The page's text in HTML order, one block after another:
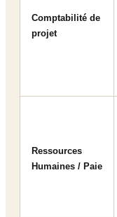
Comptabilité de
projet
Ressources
Humaines / Paie